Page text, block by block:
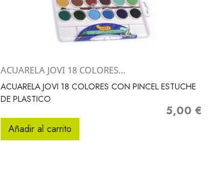
 Vista rápida
ACUARELA JOVI 18 COLORES...
ACUARELA JOVI 18 COLORES CON PINCEL ESTUCHE
DE PLASTICO
Precio
5,00 €
Añadir al carrito